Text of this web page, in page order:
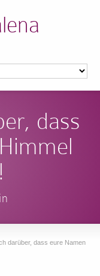
dass
darüber, dass eure Namen